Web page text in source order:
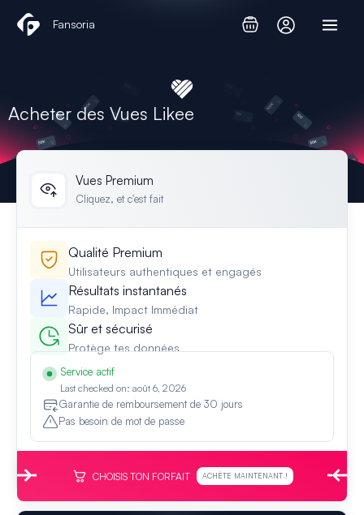
Fansoria
Acheter des Vues Likee
Vues Premium
Cliquez, et c'est fait
Qualité Premium
Utilisateurs authentiques et engagés
Résultats instantanés
Rapide, Impact Immédiat
Sûr et sécurisé
Protège tes données
Service actif
Last checked on: août 6, 2026
Garantie de remboursement de 30 jours
Pas besoin de mot de passe
CHOISIS TON FORFAIT ACHÈTE MAINTENANT !